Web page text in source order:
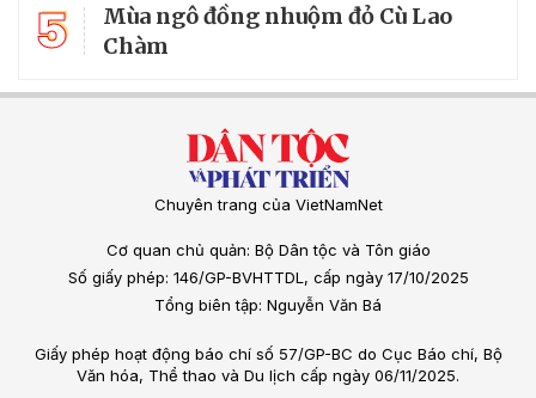
5
Mùa ngô đồng nhuộm đỏ Cù Lao
Chàm
Chuyên trang của VietNamNet
Cơ quan chủ quản: Bộ Dân tộc và Tôn giáo
Số giấy phép: 146/GP-BVHTTDL, cấp ngày 17/10/2025
Tổng biên tập: Nguyễn Văn Bá
Giấy phép hoạt động báo chí số 57/GP-BC do Cục Báo chí, Bộ
Văn hóa, Thể thao và Du lịch cấp ngày 06/11/2025.